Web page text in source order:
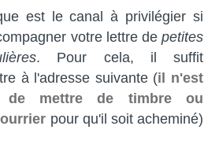
est le canal à privilégier si
votre lettre de petites
. Pour cela, il suffit
à l'adresse suivante (il n'est
de mettre de timbre ou
pour qu'il soit acheminé)